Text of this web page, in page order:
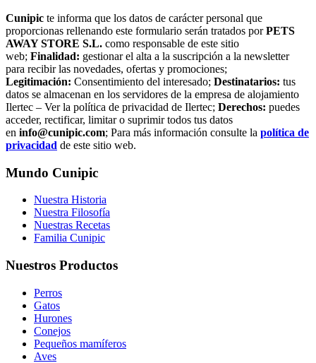
Cunipic te informa que los datos de carácter personal que
proporcionas rellenando este formulario serán tratados porPETS
AWAY STORE S.L. como responsable de este sitio
web; Finalidad: gestionar el alta a la suscripción a la newsletter
para recibir las novedades, ofertas y promociones;
Legitimación: Consentimiento del interesado; Destinatarios: tus
datos se almacenan en los servidores de la empresa de alojamiento
Ilertec – Ver la política de privacidad de Ilertec; Derechos: puedes
acceder, rectificar, limitar o suprimir todos tus datos
en info@cunipic.com; Para más información consulte la política de
privacidad de este sitio web.
Mundo Cunipic
Nuestra Historia
Nuestra Filosofía
Nuestras Recetas
Familia Cunipic
Nuestros Productos
Perros
Gatos
Hurones
Conejos
Pequeños mamíferos
Aves